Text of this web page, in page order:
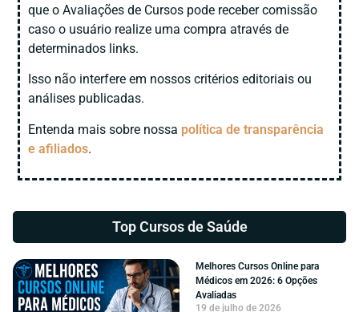
que o Avaliações de Cursos pode receber comissão
caso o usuário realize uma compra através de
determinados links.
Isso não interfere em nossos critérios editoriais ou
análises publicadas.
Entenda mais sobre nossa política de transparência
e afiliados.
Top Cursos deSaúde
Melhores Cursos Online para
Médicos em 2026: 6 Opções
Avaliadas
19 de julho de 2026